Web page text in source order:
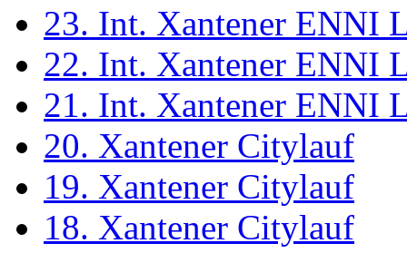
23. Int. Xantener ENNI
22. Int. Xantener ENNI
21. Int. Xantener ENNI
20. Xantener Citylauf
19. Xantener Citylauf
18. Xantener Citylauf